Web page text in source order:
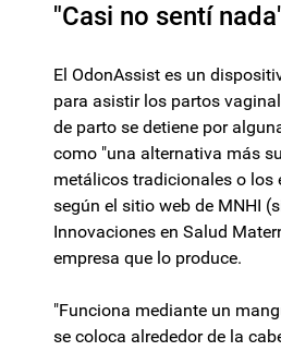
"Casi no sentí
El OdonAssist es un
para asistir los partos
de parto se detiene por
como "una alternativa más
metálicos tradicionales o los
según el sitio web de MNHI
Innovaciones en Salud
empresa que lo produce.
"Funciona mediante un
se coloca alrededor de la